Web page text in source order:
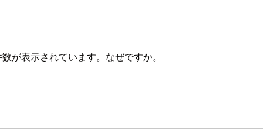
が表示されています。なぜですか。